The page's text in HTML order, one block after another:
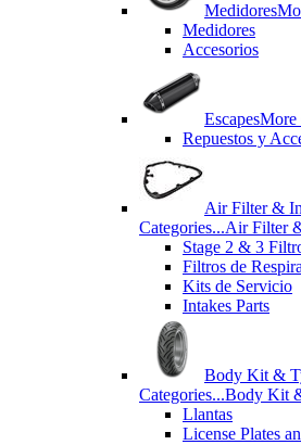
Medidores
Medidores
Accesorios
EscapesMore
Repuestos y
Air Filter &
Categories...Air Filter
Stage 2 & 3
Filtros de
Kits de Servicio
Intakes Parts
Body Kit &
Categories...Body Kit
Llantas
License Plates